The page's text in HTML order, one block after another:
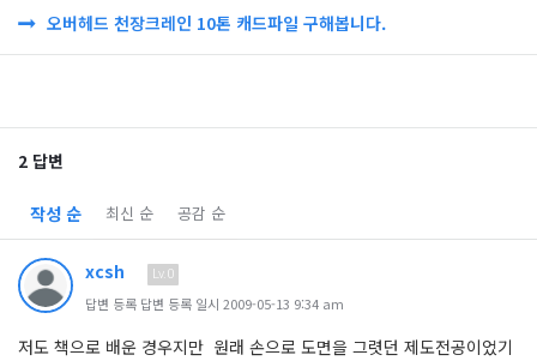
오버헤드 천장크레인 10톤 캐드파일 구해봅니다.
2 답변
작성 순 최신 순 공감 순
xcsh Lv.0
답변 등록 답변 등록 일시 2009-05-13 9:34 am
저도 책으로 배운 경우지만 원래 손으로 도면을 그렷던 제도전공이었기